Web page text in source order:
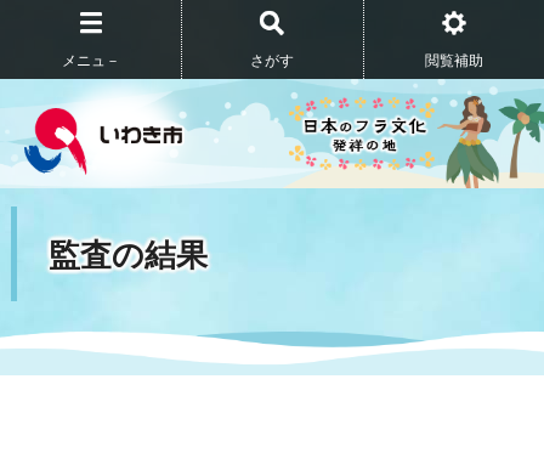
メニュ－ さがす 閲覧補助
監査の結果